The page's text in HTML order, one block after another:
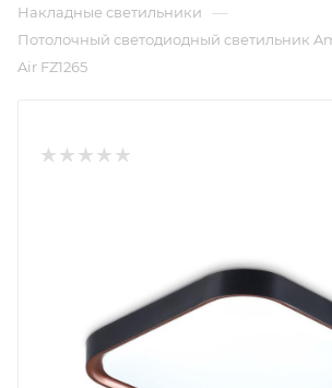
Накладные светильники —
Потолочный светодиодный светильник
Air FZ1265